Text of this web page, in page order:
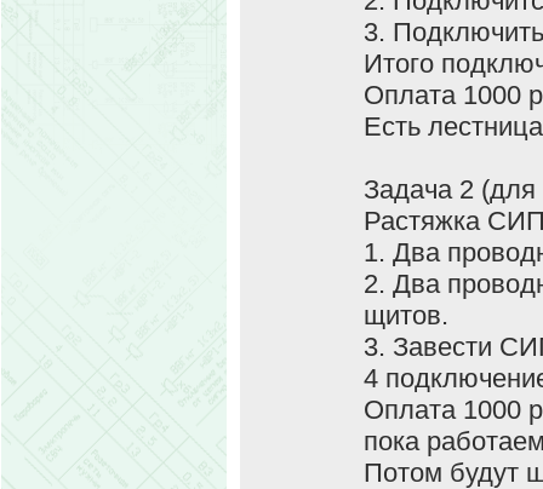
3.
Итого
Оплата 1000
Есть
Задача 2 (для
Растяжка
1. Два
2. Два
щитов.
3. Завести
4
Оплата 1000
пока
Потом будут